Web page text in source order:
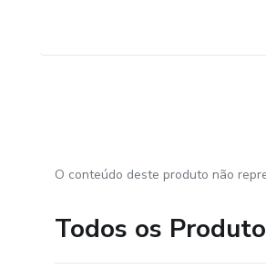
O conteúdo deste produto não
Todos os